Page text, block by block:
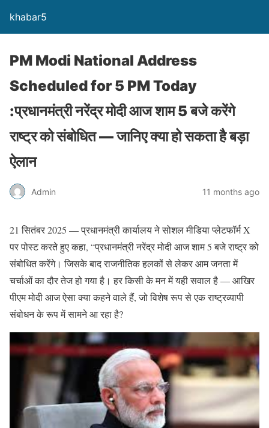
khabar5
PM Modi National Address
Scheduled for 5 PM Today
:प्रधानमंत्री नरेंद्र मोदी आज शाम 5 बजे करेंगे
राष्ट्र को संबोधित — जानिए क्या हो सकता है बड़ा
ऐलान
Admin 11 months ago
21 सितंबर 2025 — प्रधानमंत्री कार्यालय ने सोशल मीडिया प्लेटफॉर्म X
पर पोस्ट करते हुए कहा, “प्रधानमंत्री नरेंद्र मोदी आज शाम 5 बजे राष्ट्र को
संबोधित करेंगे। जिसके बाद राजनीतिक हलकों से लेकर आम जनता में
चर्चाओं का दौर तेज हो गया है। हर किसी के मन में यही सवाल है — आखिर
पीएम मोदी आज ऐसा क्या कहने वाले हैं, जो विशेष रूप से एक राष्ट्रव्यापी
संबोधन के रूप में सामने आ रहा है?